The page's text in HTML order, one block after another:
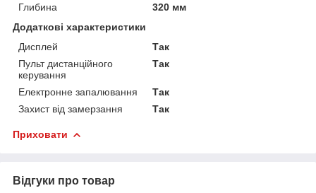
Глибина
320 мм
Додаткові характеристики
Дисплей
Так
Пульт дистанційного
керування
Так
Електронне запалювання
Так
Захист від замерзання
Так
Приховати
Відгуки про товар